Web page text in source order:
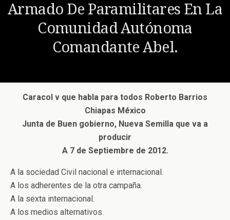
Armado De Paramilitares En La
Comunidad Autónoma
Comandante Abel.
Caracol v que habla para todos Roberto Barrios
Chiapas México
Junta de Buen gobierno, Nueva Semilla que va a
producir
A 7 de Septiembre de 2012.
A la sociedad Civil nacional e internacional.
A los adherentes de la otra campaña.
A la sexta internacional.
A los medios alternativos.